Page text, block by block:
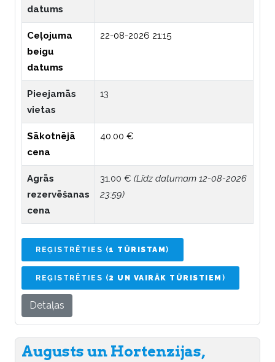
datums
Ceļojuma
beigu
datums
22-08-2026 21:15
Pieejamās
vietas
13
Sākotnējā
cena
40.00 €
Agrās
rezervēšanas
cena
31.00 € (Līdz datumam 12-08-2026
23:59)
REĢISTRĒTIES (1 TŪRISTAM )
REĢISTRĒTIES (2 UN VAIRĀK TŪRISTIEM )
Detaļas
Augusts un Hortenzijas,